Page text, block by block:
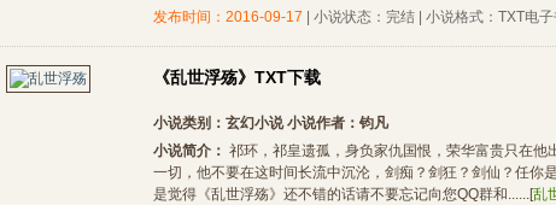
发布时间：2016-09-17 | 小说状态：完结 | 小说格式：TXT电
《乱世浮殇》TXT下载
小说类别： 玄幻小说小说作者： 钧凡
小说简介： 祁环，祁皇遗孤，身负家仇国恨，荣华富贵只在
一切，他不要在这时间长流中沉沦，剑痴？剑狂？剑仙？任你
是觉得《乱世浮殇》还不错的话请不要忘记向您QQ群和......[乱